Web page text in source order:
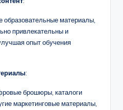
образовательные материалы,
привлекательны и
опыт обучения
:
брошюры, каталоги
маркетинговые материалы,